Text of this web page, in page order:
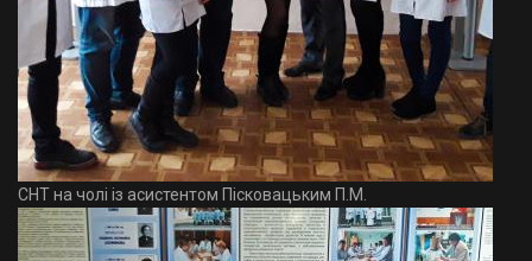
СНТ на чолі із асистентом Пісковацьким П.М.